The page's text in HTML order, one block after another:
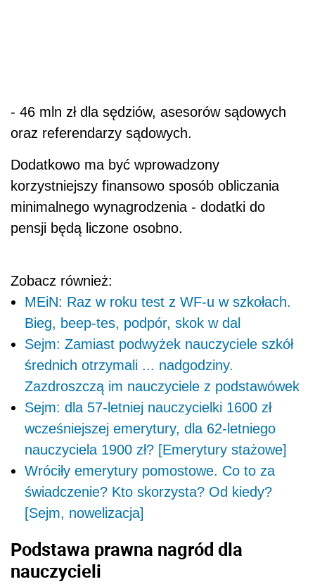
- 46 mln zł dla sędziów, asesorów sądowych
oraz referendarzy sądowych.
Dodatkowo ma być wprowadzony
korzystniejszy finansowo sposób obliczania
minimalnego wynagrodzenia - dodatki do
pensji będą liczone osobno.
Zobacz również:
MEiN: Raz w roku test z WF-u w szkołach.
Bieg, beep-tes, podpór, skok w dal
Sejm: Zamiast podwyżek nauczyciele szkół
średnich otrzymali ... nadgodziny.
Zazdroszczą im nauczyciele z podstawówek
Sejm: dla 57-letniej nauczycielki 1600 zł
wcześniejszej emerytury, dla 62-letniego
nauczyciela 1900 zł? [Emerytury stażowe]
Wróciły emerytury pomostowe. Co to za
świadczenie? Kto skorzysta? Od kiedy?
[Sejm, nowelizacja]
Podstawa prawna nagród dla
nauczycieli